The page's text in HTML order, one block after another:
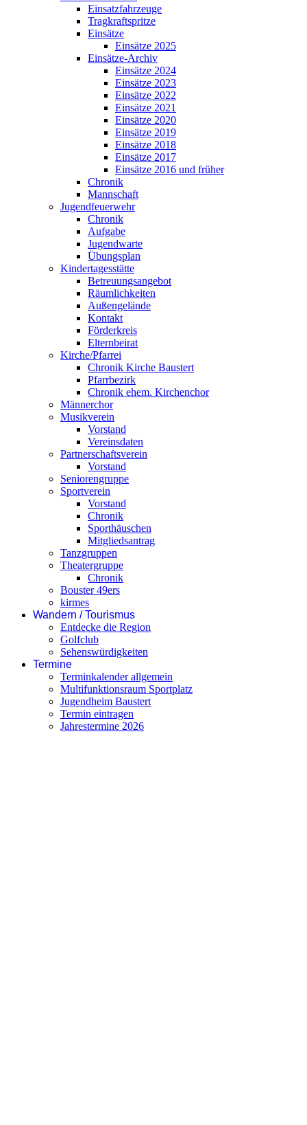
Einsatzfahrzeuge
Tragkraftspritze
Einsätze
Einsätze 2025
Einsätze-Archiv
Einsätze 2024
Einsätze 2023
Einsätze 2022
Einsätze 2021
Einsätze 2020
Einsätze 2019
Einsätze 2018
Einsätze 2017
Einsätze 2016 und früher
Chronik
Mannschaft
Jugendfeuerwehr
Chronik
Aufgabe
Jugendwarte
Übungsplan
Kindertagesstätte
Betreuungsangebot
Räumlichkeiten
Außengelände
Kontakt
Förderkreis
Elternbeirat
Kirche/Pfarrei
Chronik Kirche Baustert
Pfarrbezirk
Chronik ehem. Kirchenchor
Männerchor
Musikverein
Vorstand
Vereinsdaten
Partnerschaftsverein
Vorstand
Seniorengruppe
Sportverein
Vorstand
Chronik
Sporthäuschen
Mitgliedsantrag
Tanzgruppen
Theatergruppe
Chronik
Bouster 49ers
kirmes
Wandern / Tourismus
Entdecke die Region
Golfclub
Sehenswürdigkeiten
Termine
Terminkalender allgemein
Multifunktionsraum Sportplatz
Jugendheim Baustert
Termin eintragen
Jahrestermine 2026